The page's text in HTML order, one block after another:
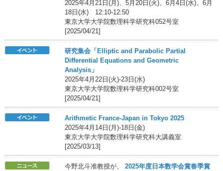
2025年4月21日(月)、5月20日(火)、6月4日(水)、6月
18日(水) 12:10-12:50
東京大学大学院数理科学研究科052号室
[2025/04/21]
研究集会「Elliptic and Parabolic Partial
Differential Equations and Geometric
Analysis」
2025年4月22日(火)-23日(水)
東京大学大学院数理科学研究科002号室
[2025/04/21]
Arithmetic France-Japan in Tokyo 2025
2025年4月14日(月)-18日(金)
東京大学大学院数理科学研究科大講義室
[2025/03/13]
今野北斗准教授が、
2025年度日本数学会賞春季賞